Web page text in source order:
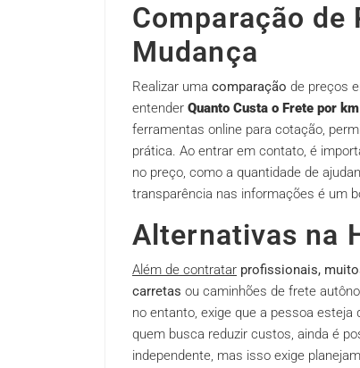
Comparação de
Mudança
Realizar uma comparação de preços
entender Quanto Custa o Frete por km
ferramentas online para cotação,
prática. Ao entrar em contato, é
no preço, como a quantidade de
transparência nas informações é um
Alternativas na
Além de contratar profissionais,
carretas ou caminhões de frete
no entanto, exige que a pessoa
quem busca reduzir custos, ainda é
independente, mas isso exige